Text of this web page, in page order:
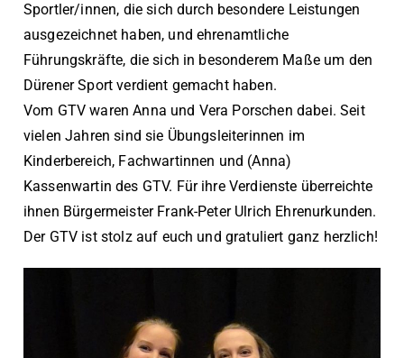
Sportler/innen, die sich durch besondere Leistungen
ausgezeichnet haben, und ehrenamtliche
Führungskräfte, die sich in besonderem Maße um den
Dürener Sport verdient gemacht haben.
Vom GTV waren Anna und Vera Porschen dabei. Seit
vielen Jahren sind sie Übungsleiterinnen im
Kinderbereich, Fachwartinnen und (Anna)
Kassenwartin des GTV. Für ihre Verdienste überreichte
ihnen Bürgermeister Frank-Peter Ulrich Ehrenurkunden.
Der GTV ist stolz auf euch und gratuliert ganz herzlich!